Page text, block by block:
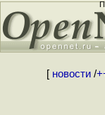
[ новости/